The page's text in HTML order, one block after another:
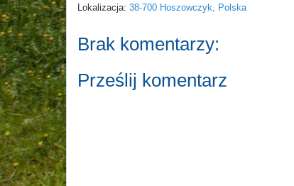
Lokalizacja: 38-700 Hoszowczyk, Polska
Brak komentarzy:
Prześlij komentarz